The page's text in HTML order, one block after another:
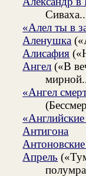
«Алел ты в
Аленушка
Алисафия
Ангел («В
«Ангел
Антигона
Апрель